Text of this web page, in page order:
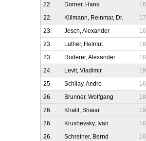
22.
Dorner, Hans
22.
Killmann, Reinmar, Dr.
23.
Jesch, Alexander
23.
Luther, Helmut
23.
Ruderer, Alexander
24.
Levit, Vladimir
25.
Schilay, Andre
26.
Brunner, Wolfgang
26.
Khalil, Shaiar
26.
Krushevsky, Ivan
26.
Schreiner, Bernd